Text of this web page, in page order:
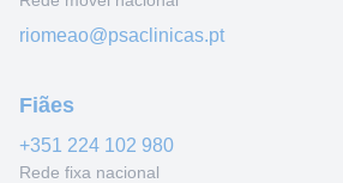
riomeao@psaclinicas.pt
Fiães
+351 224 102 980
Rede fixa nacional